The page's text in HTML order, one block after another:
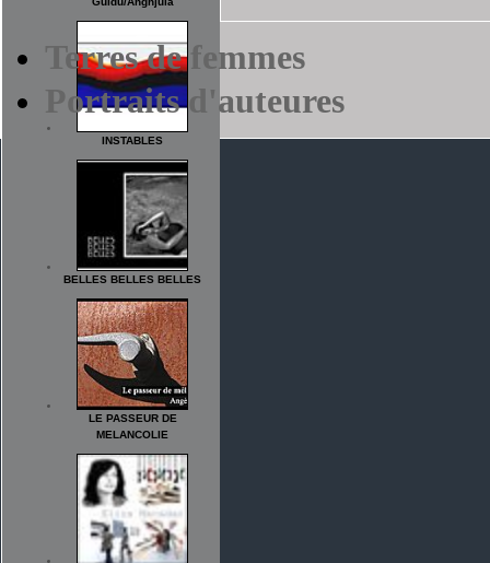
INSTABLES
BELLES BELLES BELLES
LE PASSEUR DE
MELANCOLIE
Terres de femmes
Portraits d'auteures